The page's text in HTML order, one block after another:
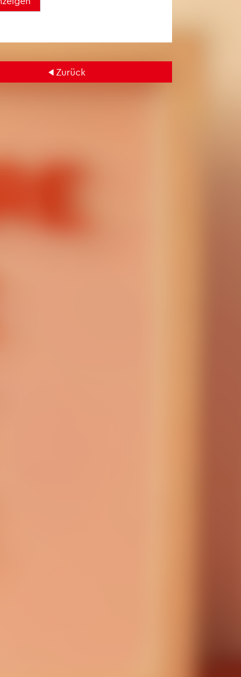
Zu­rück